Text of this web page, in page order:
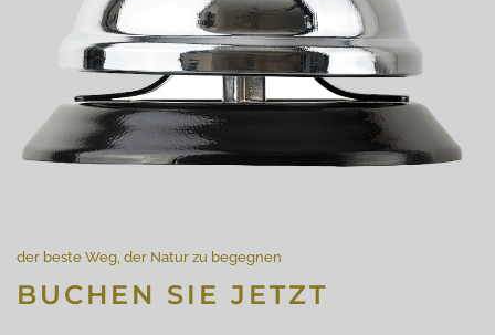
der beste Weg, der Natur zu begegnen
BUCHEN SIE JETZT